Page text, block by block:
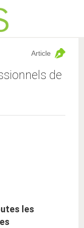
de
Article
les